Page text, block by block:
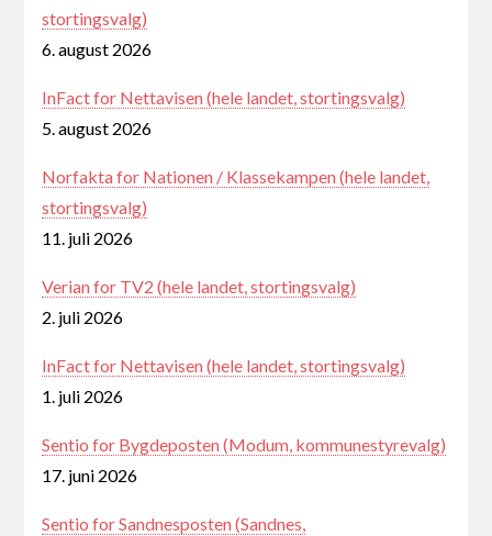
stortingsvalg)
6. august 2026
InFact for Nettavisen (hele landet, stortingsvalg)
5. august 2026
Norfakta for Nationen / Klassekampen (hele landet,
stortingsvalg)
11. juli 2026
Verian for TV2 (hele landet, stortingsvalg)
2. juli 2026
InFact for Nettavisen (hele landet, stortingsvalg)
1. juli 2026
Sentio for Bygdeposten (Modum, kommunestyrevalg)
17. juni 2026
Sentio for Sandnesposten (Sandnes,